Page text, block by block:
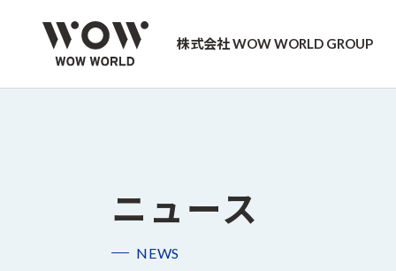
株式会社 WOW WORLD GROUP
ニュース
NEWS